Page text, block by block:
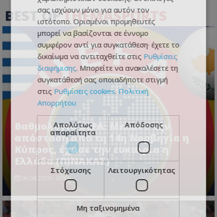
BEST OFTHEMASPORTS
Βαθμολογία UEFA: Μείωσε την
απόσταση από τη 14η Νορβηγία η
Κύπρος, έχασε την ευκαιρία η
Ελλάδα (ΠΙΝΑΚΑΣ)
06.08.2026 - 00:06
σας ισχύουν μόνο για αυτόν τον
ιστότοπο. Ορισμένοι προμηθευτές
μπορεί να βασίζονται σε έννομο
συμφέρον αντί για συγκατάθεση· έχετε το
δικαίωμα να αντιταχθείτε στις Ρυθμίσεις
διαφήμισης. Μπορείτε να ανακαλέσετε τη
συγκατάθεσή σας οποιαδήποτε στιγμή
στις Ρυθμίσεις cookies. Πολιτική
Απορρήτου
Απολύτως
απαραίτητα
Απόδοσης
Στόχευσης Λειτουργικότητας
Μη ταξινομημένα